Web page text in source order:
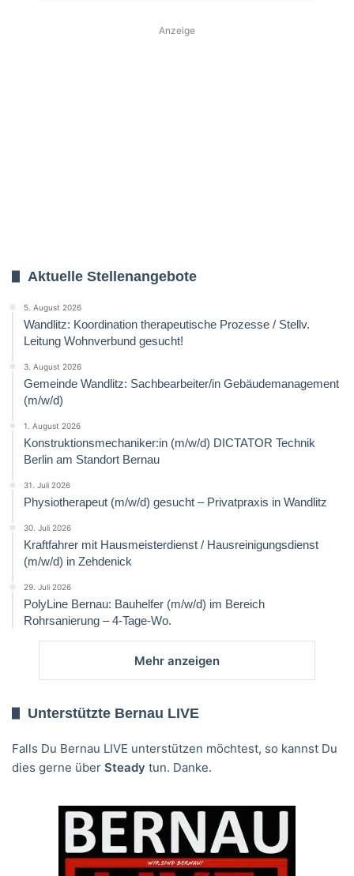
Anzeige
Aktuelle Stellenangebote
5. August 2026
Wandlitz: Koordination therapeutische Prozesse / Stellv.
Leitung Wohnverbund gesucht!
3. August 2026
Gemeinde Wandlitz: Sachbearbeiter/in Gebäudemanagement
(m/w/d)
1. August 2026
Konstruktionsmechaniker:in (m/w/d) DICTATOR Technik
Berlin am Standort Bernau
31. Juli 2026
Physiotherapeut (m/w/d) gesucht – Privatpraxis in Wandlitz
30. Juli 2026
Kraftfahrer mit Hausmeisterdienst / Hausreinigungsdienst
(m/w/d) in Zehdenick
29. Juli 2026
PolyLine Bernau: Bauhelfer (m/w/d) im Bereich
Rohrsanierung – 4-Tage-Wo.
Mehr anzeigen
Unterstützte Bernau LIVE
Falls Du Bernau LIVE unterstützen möchtest, so kannst Du
dies gerne über Steady tun. Danke.